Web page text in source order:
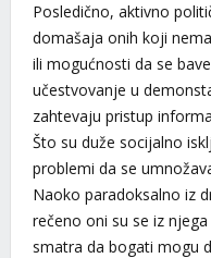
Posledično, aktivno
domašaja onih koji
ili mogućnosti da se
učestvovanje u
zahtevaju pristup
Što su duže socijalno
problemi da se
Naoko paradoksalno iz
rečeno oni su se iz
smatra da bogati mogu